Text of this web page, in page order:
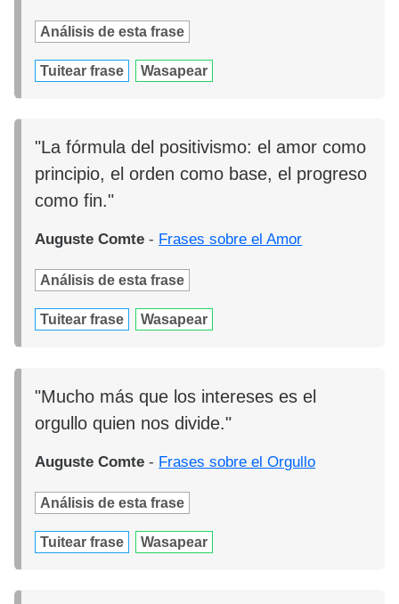
Análisis de esta frase
Tuitear frase Wasapear
"La fórmula del positivismo: el amor como
principio, el orden como base, el progreso
como fin."
Auguste Comte - Frases sobre el Amor
Análisis de esta frase
Tuitear frase Wasapear
"Mucho más que los intereses es el
orgullo quien nos divide."
Auguste Comte - Frases sobre el Orgullo
Análisis de esta frase
Tuitear frase Wasapear